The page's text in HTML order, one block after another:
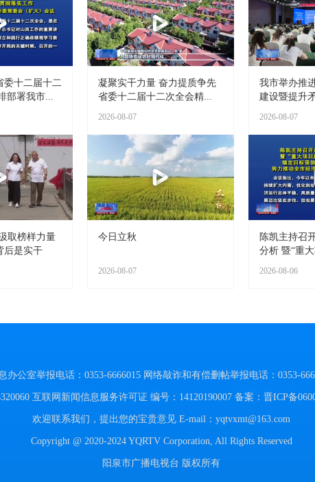
委十二届十二
部署我市...
凝聚实干力量 奋力提质争先
省委十二届十二次全会精...
2026-08-07
我市举办推
建设暨提升
2026-08-07
取榜样力量
后是实干
今日立秋
2026-08-07
陈凯主持召
分析 暨“重
2026-08-06
公室举报电话：0353-6666015 网络敲诈和有偿删帖举报电话：0353-
互联网新闻信息服务许可证 编号：14120190007 备案：晋ICP备
欢迎联系我们，提出您的宝贵意见 E-mail：yqtvxmt@163.com
Copyright @ 2020-2024 YQRTV Corporation, All Rights Reserved
阳泉市广播电视台 版权所有